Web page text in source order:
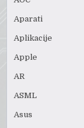
Aparati
Aplikacije
Apple
AR
ASML
Asus